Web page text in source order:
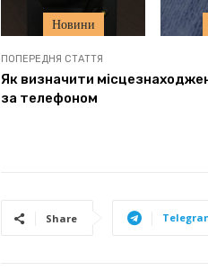
Новини
ПОПЕРЕДНЯ СТАТТЯ
Як визначити
за телефоном
Share